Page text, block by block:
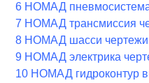
6 НОМАД
7 НОМАД трансмиссия
8 НОМАД шасси
9 НОМАД электрика
10 НОМАД гидроконтур